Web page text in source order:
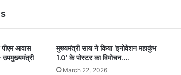
आवास
उपमुख्यमंत्री
मुख्यमंत्री साय ने किया ‘इनोवेशन महाकुंभ
1.0’ के पोस्टर का विमोचन….
March 22, 2026